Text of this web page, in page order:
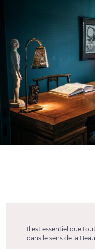
Il est essentiel que
dans le sens de la